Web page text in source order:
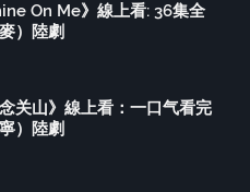
On Me》線上看: 36集全
）陸劇
关山》線上看：一口气看完
）陸劇